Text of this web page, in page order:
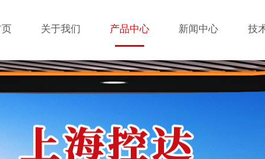
页 关于我们 产品中心 新闻中心 技